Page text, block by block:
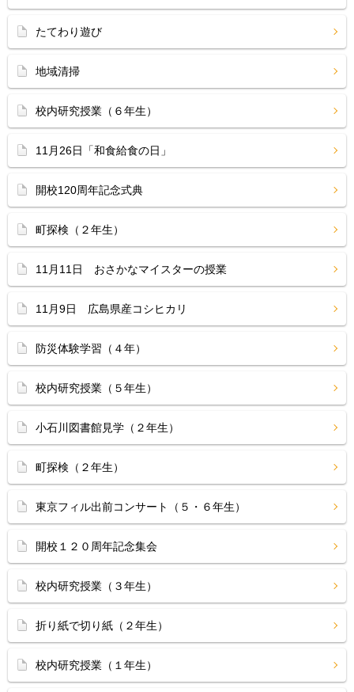
たてわり遊び
地域清掃
校内研究授業（６年生）
11月26日「和食給食の日」
開校120周年記念式典
町探検（２年生）
11月11日 おさかなマイスターの授業
11月9日 広島県産コシヒカリ
防災体験学習（４年）
校内研究授業（５年生）
小石川図書館見学（２年生）
町探検（２年生）
東京フィル出前コンサート（５・６年生）
開校１２０周年記念集会
校内研究授業（３年生）
折り紙で切り紙（２年生）
校内研究授業（１年生）